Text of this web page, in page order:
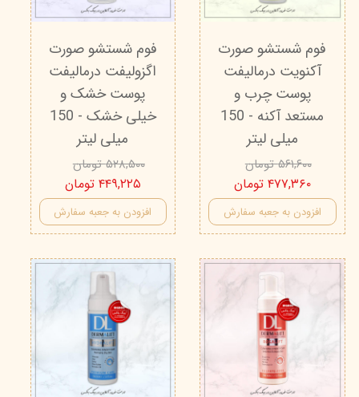
فوم شستشو صورت
آکنویت درمالیفت
پوست چرب و
مستعد آکنه - 150
میلی لیتر
۵۶۱,۶۰۰ تومان
۴۷۷,۳۶۰ تومان
افزودن به جعبه سفارش
فوم شستشو صورت
اگزولیفت درمالیفت
پوست خشک و
خیلی خشک - 150
میلی لیتر
۵۲۸,۵۰۰ تومان
۴۴۹,۲۲۵ تومان
افزودن به جعبه سفارش